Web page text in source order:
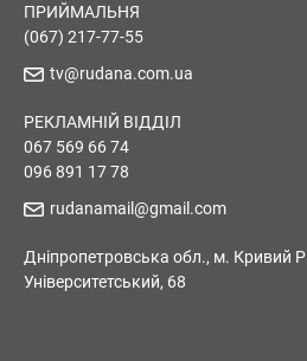
ПРИЙМАЛЬНЯ
(067) 217-77-55
tv@rudana.com.ua
РЕКЛАМНІЙ ВІДДІЛ
067 569 66 74
096 891 17 78
rudanamail@gmail.com
Дніпропетровська обл., м. Кривий
Університетський, 68